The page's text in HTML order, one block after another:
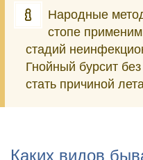
Народные
стопе
стадий
Гнойный бурсит
стать причиной
Каких видов